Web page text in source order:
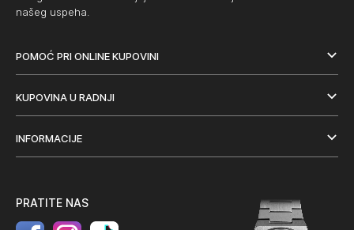
našeg uspeha.
POMOĆ PRI ONLINE KUPOVINI
KUPOVINA U RADNJI
INFORMACIJE
PRATITE NAS